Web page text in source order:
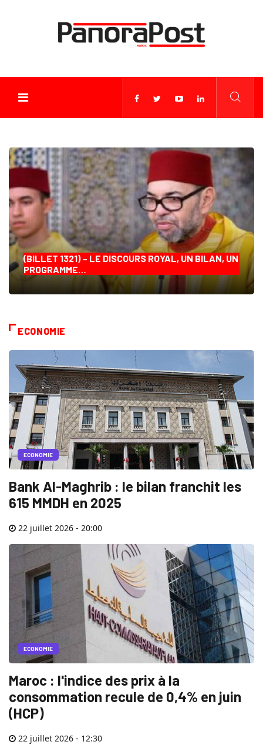
(BILLET 1321) – LE DISCOURS ROYAL, UN BILAN, UN
PROGRAMME…
ECONOMIE
ECONOMIE
Bank Al-Maghrib : le bilan franchit les
615 MMDH en 2025
22 juillet 2026 - 20:00
ECONOMIE
Maroc : l'indice des prix à la
consommation recule de 0,4% en juin
(HCP)
22 juillet 2026 - 12:30